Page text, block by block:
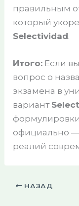
правильным
который
Selectividad.
Итого: Если
вопрос о
экзамена в
вариант
официально —
реалий
НАЗАД